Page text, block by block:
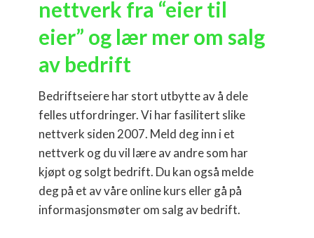
nettverk fra “eier til
eier” og lær mer om salg
av bedrift
Bedriftseiere har stort utbytte av å dele
felles utfordringer. Vi har fasilitert slike
nettverk siden 2007. Meld deg inn i et
nettverk og du vil lære av andre som har
kjøpt og solgt bedrift. Du kan også melde
deg på et av våre online kurs eller gå på
informasjonsmøter om salg av bedrift.